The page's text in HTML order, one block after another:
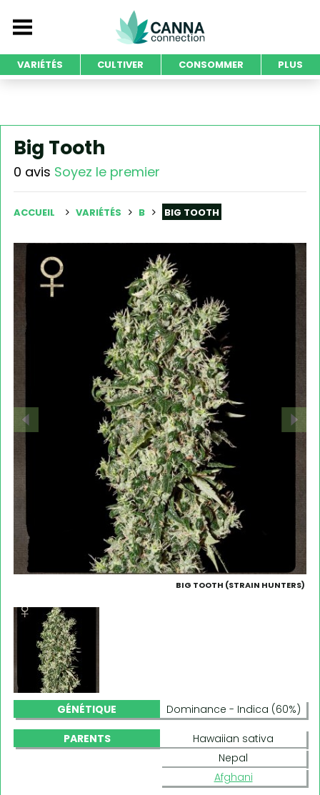
VARIÉTÉS CULTIVER CONSOMMER PLUS
Big Tooth
0 avis Soyez le premier
ACCUEIL VARIÉTÉS B BIG TOOTH
BIG TOOTH (STRAIN HUNTERS)
GÉNÉTIQUE Dominance - Indica (60%)
PARENTS
Hawaiian sativa
Nepal
Afghani